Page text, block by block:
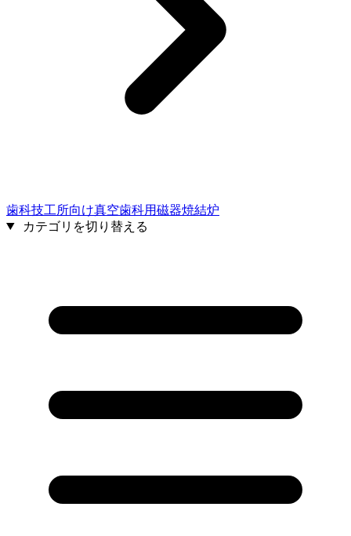
歯科技工所向け真空歯科用磁器焼結炉
カテゴリを切り替える